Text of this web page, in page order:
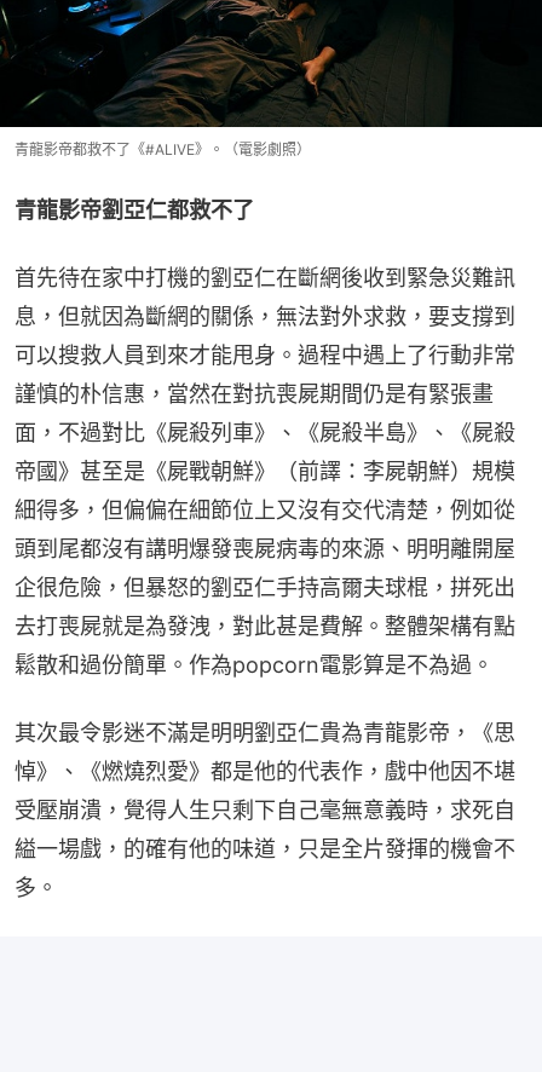
青龍影帝都救不了《#ALIVE》。（電影劇照）
青龍影帝劉亞仁都救不了
首先待在家中打機的劉亞仁在斷網後收到緊急災難訊
息，但就因為斷網的關係，無法對外求救，要支撐到
可以搜救人員到來才能甩身。過程中遇上了行動非常
謹慎的朴信惠，當然在對抗喪屍期間仍是有緊張畫
面，不過對比《屍殺列車》、《屍殺半島》、《屍殺
帝國》甚至是《屍戰朝鮮》（前譯：李屍朝鮮）規模
細得多，但偏偏在細節位上又沒有交代清楚，例如從
頭到尾都沒有講明爆發喪屍病毒的來源、明明離開屋
企很危險，但暴怒的劉亞仁手持高爾夫球棍，拼死出
去打喪屍就是為發洩，對此甚是費解。整體架構有點
鬆散和過份簡單。作為popcorn電影算是不為過。
其次最令影迷不滿是明明劉亞仁貴為青龍影帝，《思
悼》、《燃燒烈愛》都是他的代表作，戲中他因不堪
受壓崩潰，覺得人生只剩下自己毫無意義時，求死自
縊一場戲，的確有他的味道，只是全片發揮的機會不
多。